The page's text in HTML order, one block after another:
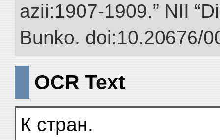
azii:1907-1909.” NII
Bunko. doi:10.20676/
OCR Text
К стран.